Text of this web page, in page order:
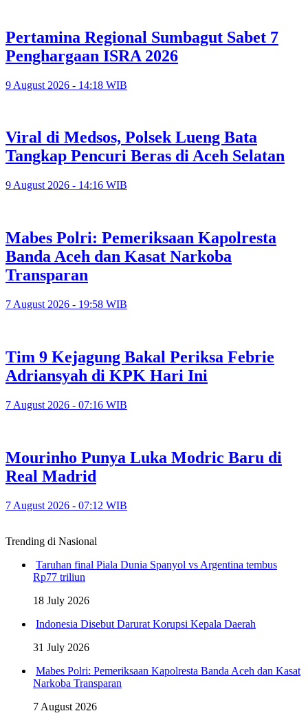
Pertamina Regional Sumbagut Sabet 7
Penghargaan ISRA 2026
9 August 2026 - 14:18 WIB
Viral di Medsos, Polsek Lueng Bata
Tangkap Pencuri Beras di Aceh Selatan
9 August 2026 - 14:16 WIB
Mabes Polri: Pemeriksaan Kapolresta
Banda Aceh dan Kasat Narkoba
Transparan
7 August 2026 - 19:58 WIB
Tim 9 Kejagung Bakal Periksa Febrie
Adriansyah di KPK Hari Ini
7 August 2026 - 07:16 WIB
Mourinho Punya Luka Modric Baru di
Real Madrid
7 August 2026 - 07:12 WIB
Trending di Nasional
Taruhan final Piala Dunia Spanyol vs Argentina tembus
Rp77 triliun
18 July 2026
Indonesia Disebut Darurat Korupsi Kepala Daerah
31 July 2026
Mabes Polri: Pemeriksaan Kapolresta Banda Aceh dan Kasat
Narkoba Transparan
7 August 2026